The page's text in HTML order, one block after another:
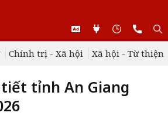
Chính trị - Xã hội Xã hội - Từ thiện
tỉnh An Giang